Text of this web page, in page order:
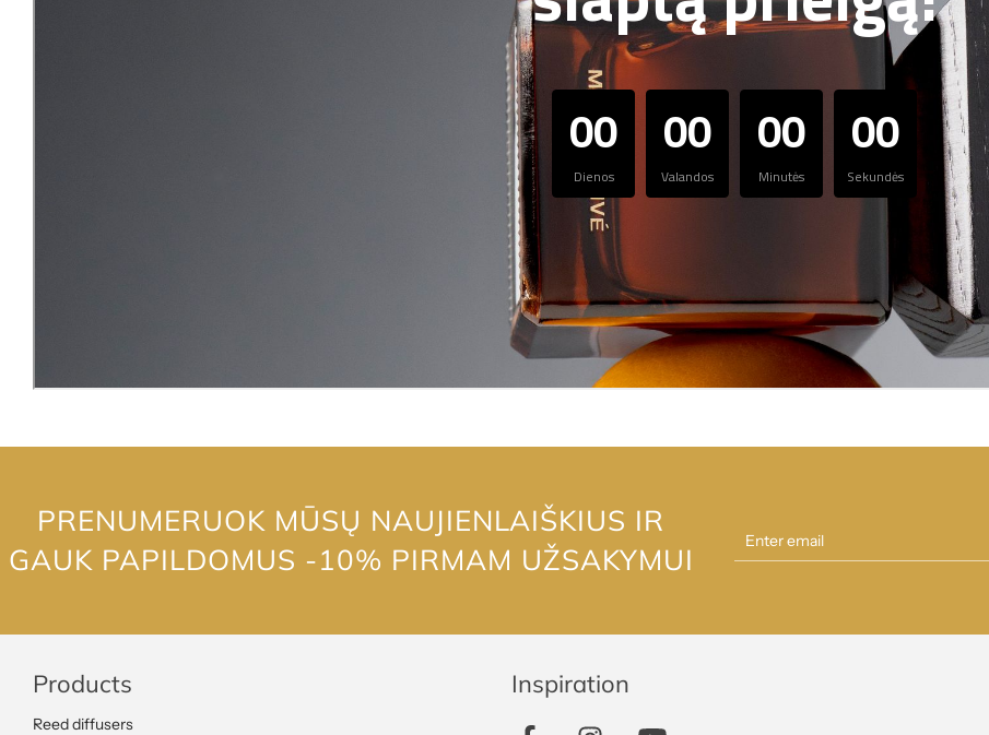
PRENUMERUOK MŪSŲ NAUJIENLAIŠKIUS IR
GAUK PAPILDOMUS -10% PIRMAM UŽSAKYMUI
Products
Reed diffusers
Inspiration